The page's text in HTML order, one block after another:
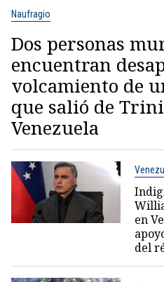
Naufragio
Dos personas
encuentran
volcamiento de
que salió de
Venezuela
en
del